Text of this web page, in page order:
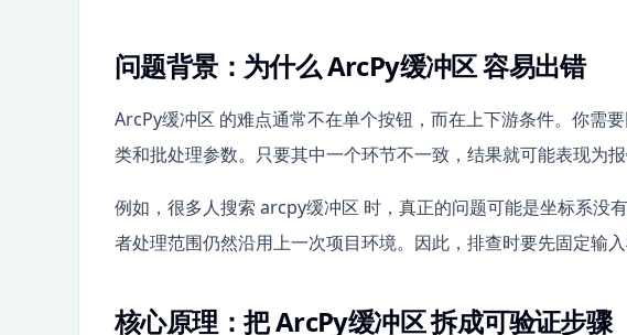
问题背景：为什么 ArcPy缓冲区 容易出错
ArcPy缓冲区 的难点通常不在单个按钮，而在上下游条件。你需
类和批处理参数。只要其中一个环节不一致，结果就可能表现为
例如，很多人搜索 arcpy缓冲区 时，真正的问题可能是坐标系没
者处理范围仍然沿用上一次项目环境。因此，排查时要先固定输入
核心原理：把 ArcPy缓冲区 拆成可验证步骤